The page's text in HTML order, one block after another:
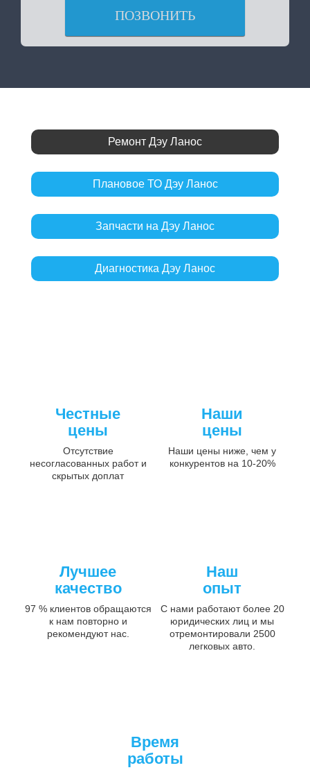
ПОЗВОНИТЬ
Ремонт Дэу Ланос
Плановое ТО Дэу Ланос
Запчасти на Дэу Ланос
Диагностика Дэу Ланос
Честные
цены
Отсутствие
несогласованных работ и
скрытых доплат
Наши
цены
Наши цены ниже, чем у
конкурентов на 10-20%
Лучшее
качество
97 % клиентов обращаются
к нам повторно и
рекомендуют нас.
Наш
опыт
С нами работают более 20
юридических лиц и мы
отремонтировали 2500
легковых авто.
Время
работы